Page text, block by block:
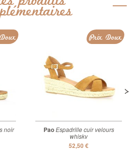
noir PaoEspadrille cuir velours
whisky
52,50 €
Prix Doux